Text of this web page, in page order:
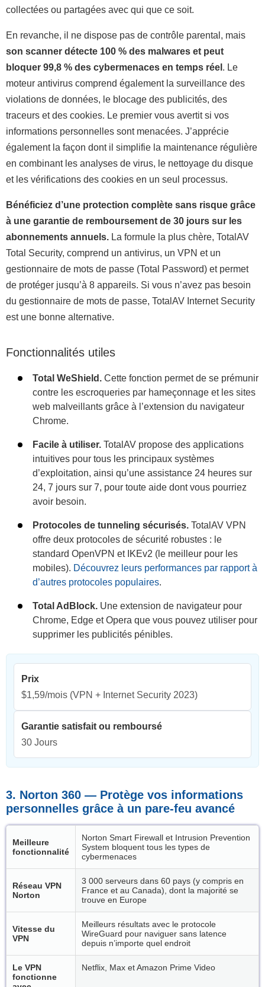
collectées ou partagées avec qui que ce soit.
En revanche, il ne dispose pas de contrôle parental, mais
son scanner détecte 100 % des malwares et peut
bloquer 99,8 % des cybermenaces en temps réel . Le
moteur antivirus comprend également la surveillance des
violations de données, le blocage des publicités, des
traceurs et des cookies. Le premier vous avertit si vos
informations personnelles sont menacées. J’apprécie
également la façon dont il simplifie la maintenance régulière
en combinant les analyses de virus, le nettoyage du disque
et les vérifications des cookies en un seul processus.
Bénéficiez d’une protection complète sans risque grâce
à une garantie de remboursement de 30 jours sur les
abonnements annuels. La formule la plus chère, TotalAV
Total Security, comprend un antivirus, un VPN et un
gestionnaire de mots de passe (Total Password) et permet
de protéger jusqu’à 8 appareils. Si vous n’avez pas besoin
du gestionnaire de mots de passe, TotalAV Internet Security
est une bonne alternative.
Fonctionnalités utiles
Total WeShield. Cette fonction permet de se prémunir
contre les escroqueries par hameçonnage et les sites
web malveillants grâce à l’extension du navigateur
Chrome.
Facile à utiliser. TotalAV propose des applications
intuitives pour tous les principaux systèmes
d’exploitation, ainsi qu’une assistance 24 heures sur
24, 7 jours sur 7, pour toute aide dont vous pourriez
avoir besoin.
Protocoles de tunneling sécurisés. TotalAV VPN
offre deux protocoles de sécurité robustes : le
standard OpenVPN et IKEv2 (le meilleur pour les
mobiles). Découvrez leurs performances par rapport à
d’autres protocoles populaires.
Total AdBlock. Une extension de navigateur pour
Chrome, Edge et Opera que vous pouvez utiliser pour
supprimer les publicités pénibles.
Prix
$1,59/mois (VPN + Internet Security 2023)
Garantie satisfait ou remboursé
30 Jours
3. Norton 360 — Protège vos informations
personnelles grâce à un pare-feu avancé
Meilleure
fonctionnalité
Norton Smart Firewall et Intrusion Prevention
System bloquent tous les types de
cybermenaces
Réseau VPN
Norton
3 000 serveurs dans 60 pays (y compris en
France et au Canada), dont la majorité se
trouve en Europe
Vitesse du
VPN
Meilleurs résultats avec le protocole
WireGuard pour naviguer sans latence
depuis n’importe quel endroit
Le VPN
fonctionne
Netflix, Max et Amazon Prime Video